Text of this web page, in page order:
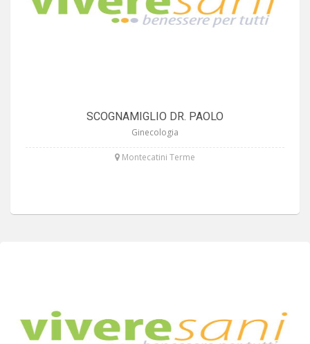
SCOGNAMIGLIO DR. PAOLO
Ginecologia
Montecatini Terme